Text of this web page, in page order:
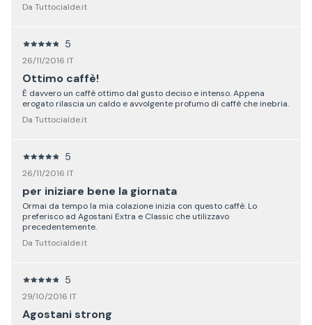
Da Tuttocialde.it
5
26/11/2016 IT
Ottimo caffè!
È davvero un caffè ottimo dal gusto deciso e intenso. Appena
erogato rilascia un caldo e avvolgente profumo di caffè che inebria.
Da Tuttocialde.it
5
26/11/2016 IT
per iniziare bene la giornata
Ormai da tempo la mia colazione inizia con questo caffè. Lo
preferisco ad Agostani Extra e Classic che utilizzavo
precedentemente.
Da Tuttocialde.it
5
29/10/2016 IT
Agostani strong